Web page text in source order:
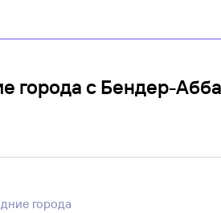
города с Бендер-
города